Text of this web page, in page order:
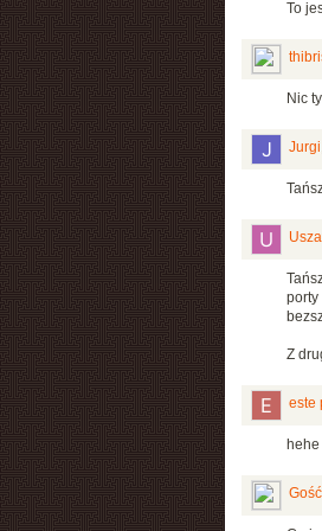
To
Nic
Jurgi
porty
Z
este